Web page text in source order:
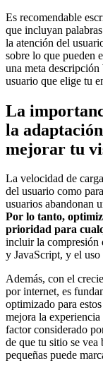
Es recomendable
que incluyan
la atención del
sobre lo que pueden
una meta descripción
usuario que elige tu
La
la
mejorar tu
La velocidad de
del usuario como
usuarios abandonan
Por lo tanto,
prioridad para
incluir la compresión
y JavaScript, y el
Además, con el
por internet, es
optimizado para
mejora la
factor considerado
de que tu sitio se vea
pequeñas puede